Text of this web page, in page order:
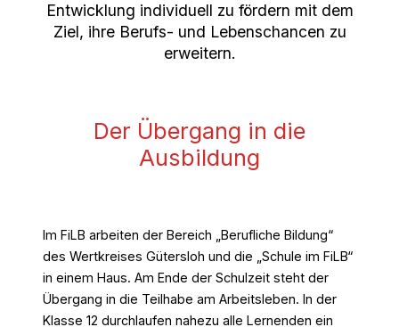
Entwicklung individuell zu fördern mit dem
Ziel, ihre Berufs- und Lebenschancen zu
erweitern.
Der Übergang in die
Ausbildung
Im FiLB arbeiten der Bereich „Berufliche Bildung“
des Wertkreises Gütersloh und die „Schule im FiLB“
in einem Haus. Am Ende der Schulzeit steht der
Übergang in die Teilhabe am Arbeitsleben. In der
Klasse 12 durchlaufen nahezu alle Lernenden ein